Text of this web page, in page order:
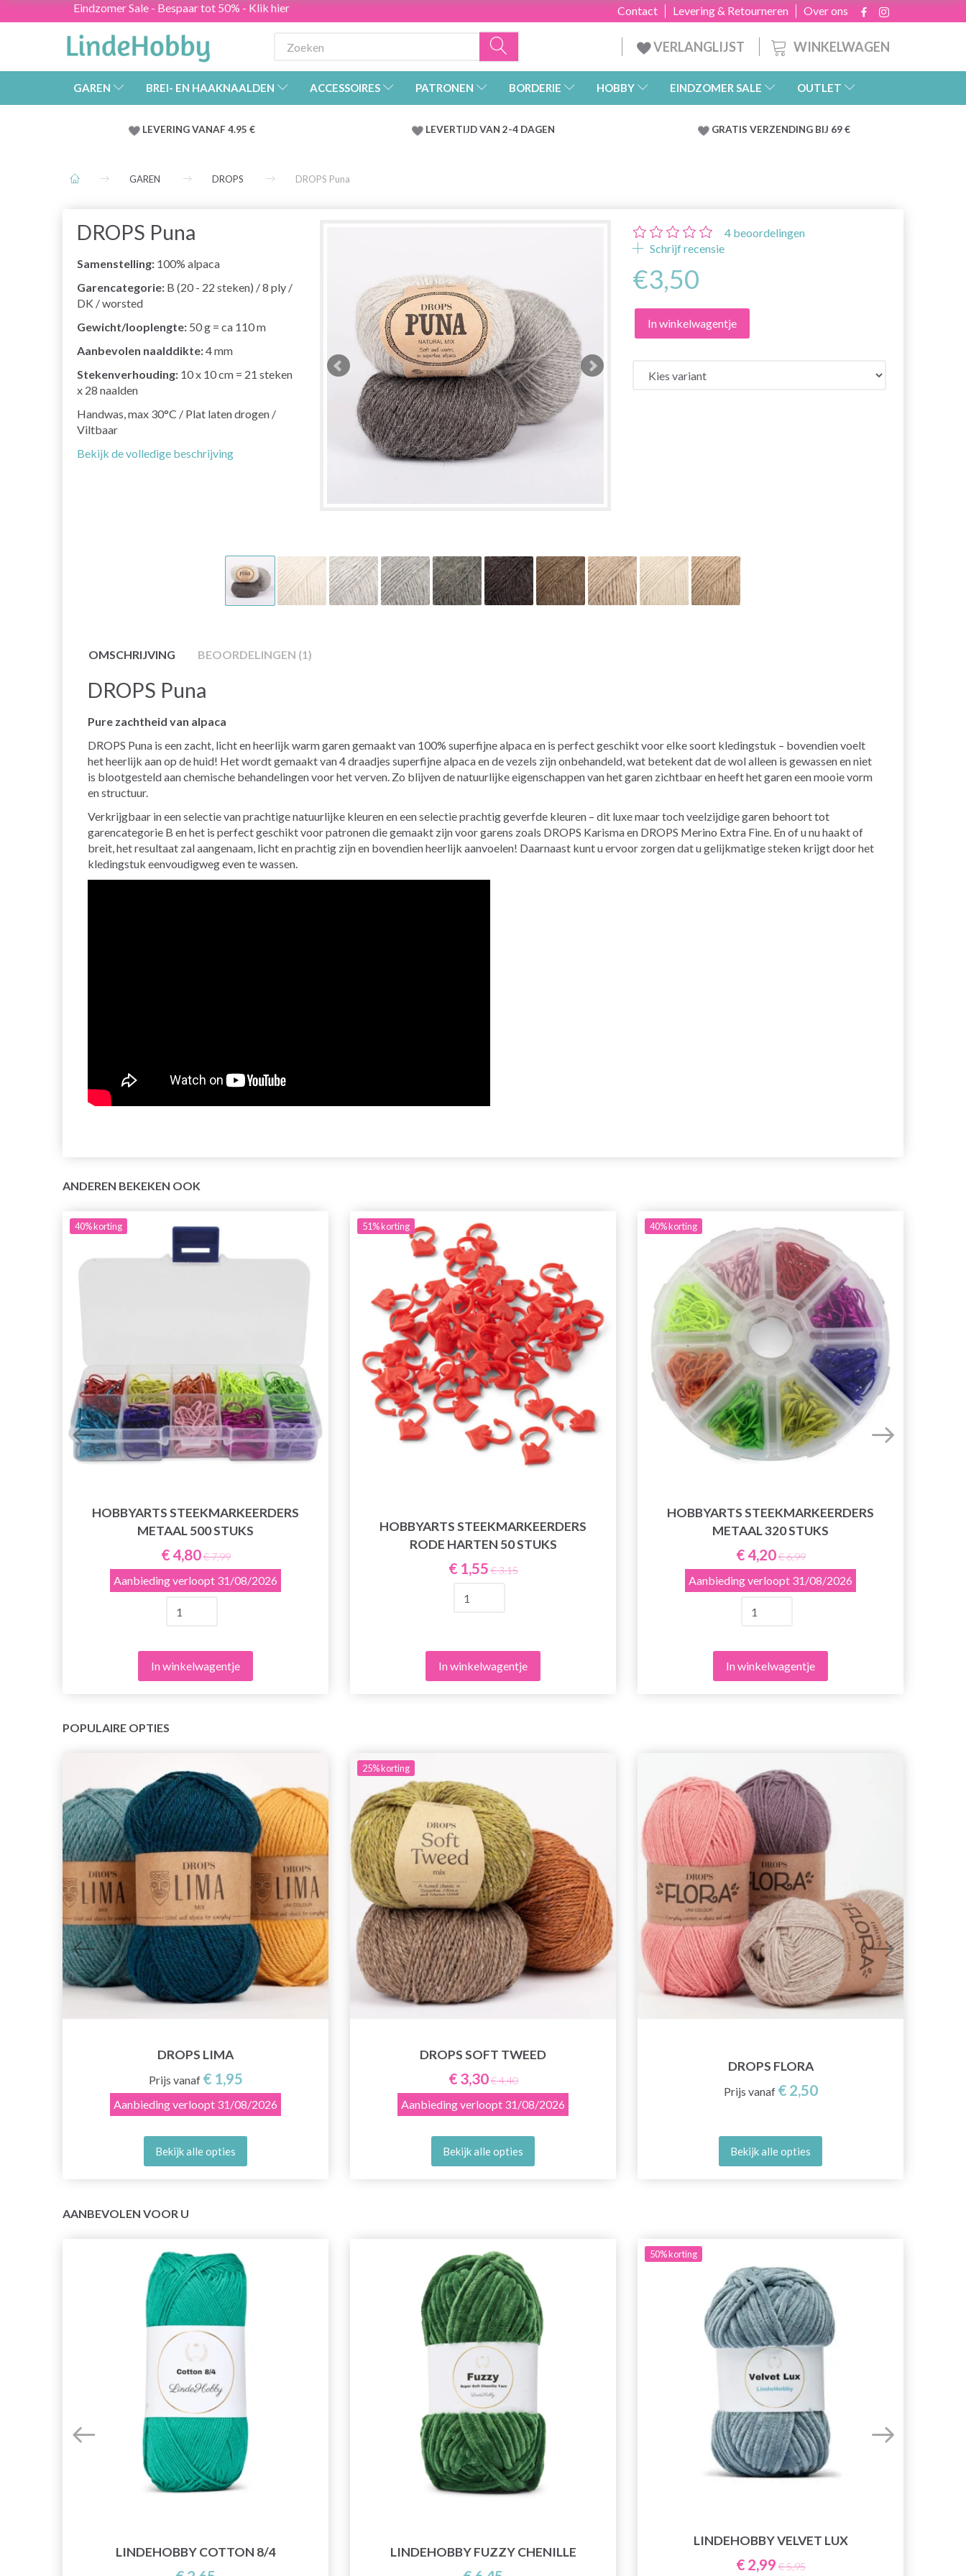
Eindzomer Sale - Bespaar tot 50% - Klik hier Over ons
Levering & Retourneren
Contact
WINKELWAGEN
VERLANGLIJST
GAREN BREI- EN HAAKNAALDEN ACCESSOIRES PATRONEN BORDERIE HOBBY EINDZOMER SALE OUTLET
LEVERING VANAF 4.95 € LEVERTIJD VAN 2-4 DAGEN GRATIS VERZENDING BIJ 69 €
GAREN DROPS DROPS Puna
DROPS Puna
Samenstelling: 100% alpaca
Garencategorie: B (20 - 22 steken) / 8 ply /
DK / worsted
Gewicht/looplengte: 50 g = ca 110 m
Aanbevolen naalddikte:4 mm
Stekenverhouding: 10 x 10 cm = 21 steken
x 28 naalden
Handwas, max 30°C / Plat laten drogen /
Viltbaar
Bekijk de volledige beschrijving
4 beoordelingen
Schrijf recensie
€3,50
In winkelwagentje
OMSCHRIJVING BEOORDELINGEN (1)
DROPS Puna
Pure zachtheid van alpaca
DROPS Puna is een zacht, licht en heerlijk warm garen gemaakt van 100% superfijne alpaca en is perfect geschikt voor elke soort kledingstuk – bovendien voelt
het heerlijk aan op de huid! Het wordt gemaakt van 4 draadjes superfijne alpaca en de vezels zijn onbehandeld, wat betekent dat de wol alleen is gewassen en niet
is blootgesteld aan chemische behandelingen voor het verven. Zo blijven de natuurlijke eigenschappen van het garen zichtbaar en heeft het garen een mooie vorm
en structuur.
Verkrijgbaar in een selectie van prachtige natuurlijke kleuren en een selectie prachtig geverfde kleuren – dit luxe maar toch veelzijdige garen behoort tot
garencategorie B en het is perfect geschikt voor patronen die gemaakt zijn voor garens zoals DROPS Karisma en DROPS Merino Extra Fine. En of u nu haakt of
breit, het resultaat zal aangenaam, licht en prachtig zijn en bovendien heerlijk aanvoelen! Daarnaast kunt u ervoor zorgen dat u gelijkmatige steken krijgt door het
kledingstuk eenvoudigweg even te wassen.
ANDEREN BEKEKEN OOK
40%korting
HOBBYARTS STEEKMARKEERDERS
METAAL 500 STUKS
€ 4,80€ 7,99
Aanbieding verloopt 31/08/2026
In winkelwagentje
51%korting
HOBBYARTS STEEKMARKEERDERS
RODE HARTEN 50 STUKS
€ 1,55 € 3,15
In winkelwagentje
40%korting
HOBBYARTS STEEKMARKEERDERS
METAAL 320 STUKS
€ 4,20€ 6,99
Aanbieding verloopt 31/08/2026
In winkelwagentje
POPULAIRE OPTIES
DROPS LIMA
Prijs vanaf € 1,95
Aanbieding verloopt 31/08/2026
Bekijk alle opties
25%korting
DROPS SOFT TWEED
€ 3,30€ 4,40
Aanbieding verloopt 31/08/2026
Bekijk alle opties
DROPS FLORA
Prijs vanaf € 2,50
Bekijk alle opties
AANBEVOLEN VOOR U
LINDEHOBBY COTTON 8/4 LINDEHOBBY FUZZY CHENILLE
50%korting
LINDEHOBBY VELVET LUX
€ 2,99 € 5,95